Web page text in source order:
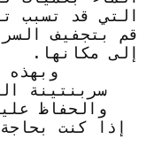
التي قد تسبب
قم بتجفيف
إلى مكانها.
وبهذه
سربنتينة
والحفاظ
إذا كنت